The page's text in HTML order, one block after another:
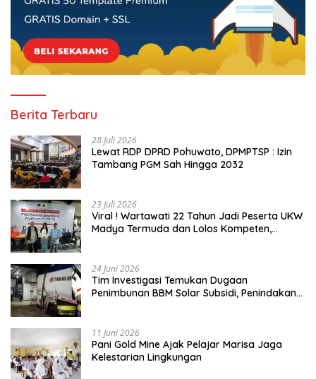
Berita Terbaru
28 Juli 2026
Lewat RDP DPRD Pohuwato, DPMPTSP : Izin
Tambang PGM Sah Hingga 2032
23 Juli 2026
Viral ! Wartawati 22 Tahun Jadi Peserta UKW
Madya Termuda dan Lolos Kompeten,
24 Juni 2026
Tim Investigasi Temukan Dugaan
Penimbunan BBM Solar Subsidi, Penindakan
11 Juni 2026
Pani Gold Mine Ajak Pelajar Marisa Jaga
Kelestarian Lingkungan